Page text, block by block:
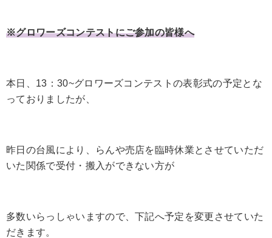
※グロワーズコンテストにご参加の皆様へ
本日、13：30~グロワーズコンテストの表彰式の予定とな
っておりましたが、
昨日の台風により、らんや売店を臨時休業とさせていただ
いた関係で受付・搬入ができない方が
多数いらっしゃいますので、下記へ予定を変更させていた
だきます。